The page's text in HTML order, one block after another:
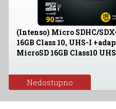
(Intenso) Micro SDHC/
16GB Class 10, UHS-I
MicroSD 16GB Class10
Nedostupno